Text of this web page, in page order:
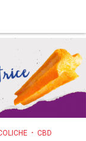
CBD